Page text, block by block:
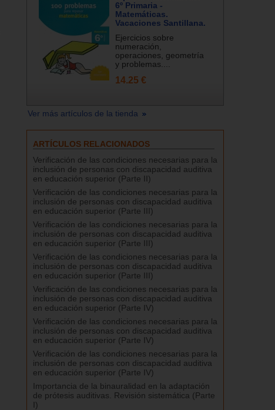
6º Primaria -
Matemáticas.
Vacaciones Santillana.
Ejercicios sobre
numeración,
operaciones, geometría
y problemas....
14.25 €
Ver más artículos de la tienda
ARTÍCULOS RELACIONADOS
Verificación de las condiciones necesarias para la
inclusión de personas con discapacidad auditiva
en educación superior (Parte II)
Verificación de las condiciones necesarias para la
inclusión de personas con discapacidad auditiva
en educación superior (Parte III)
Verificación de las condiciones necesarias para la
inclusión de personas con discapacidad auditiva
en educación superior (Parte III)
Verificación de las condiciones necesarias para la
inclusión de personas con discapacidad auditiva
en educación superior (Parte III)
Verificación de las condiciones necesarias para la
inclusión de personas con discapacidad auditiva
en educación superior (Parte IV)
Verificación de las condiciones necesarias para la
inclusión de personas con discapacidad auditiva
en educación superior (Parte IV)
Verificación de las condiciones necesarias para la
inclusión de personas con discapacidad auditiva
en educación superior (Parte IV)
Importancia de la binauralidad en la adaptación
de prótesis auditivas. Revisión sistemática (Parte
I)